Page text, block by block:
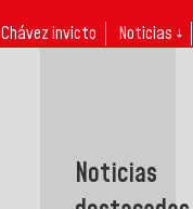
Chávez invicto Noticias ↓
Noticias